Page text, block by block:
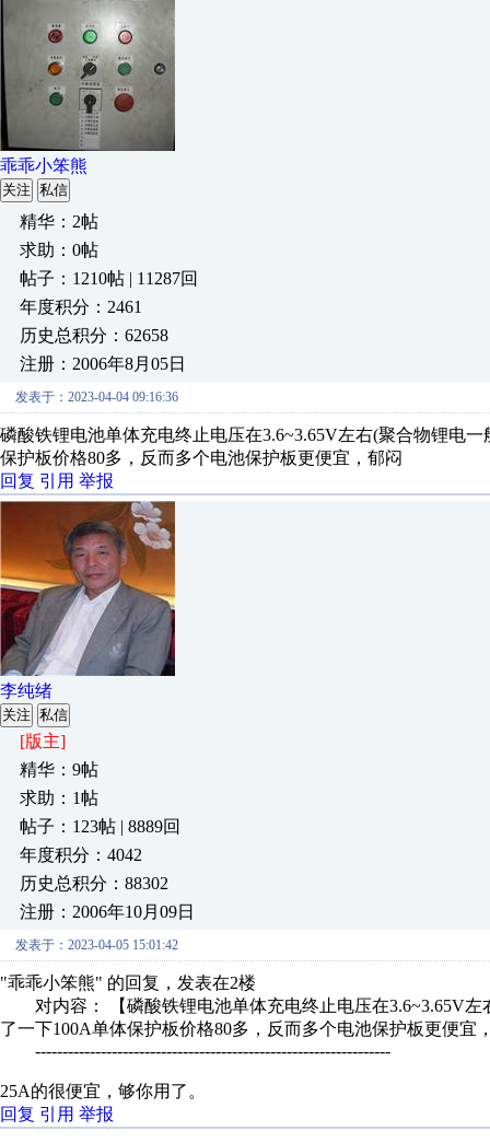
乖乖小笨熊
关注 私信
精华：2帖
求助：0帖
帖子：1210帖 | 11287回
年度积分：2461
历史总积分：62658
注册：2006年8月05日
发表于：2023-04-04 09:16:36
磷酸铁锂电池单体充电终止电压在3.6~3.65V左右(聚合物锂电
保护板价格80多，反而多个电池保护板更便宜，郁闷
回复 引用 举报
李纯绪
关注 私信
[版主]
精华：9帖
求助：1帖
帖子：123帖 | 8889回
年度积分：4042
历史总积分：88302
注册：2006年10月09日
发表于：2023-04-05 15:01:42
"乖乖小笨熊" 的回复，发表在2楼
对内容： 【磷酸铁锂电池单体充电终止电压在3.6~3.65V左
了一下100A单体保护板价格80多，反而多个电池保护板更便宜
-----------------------------------------------------------------
25A的很便宜，够你用了。
回复 引用 举报